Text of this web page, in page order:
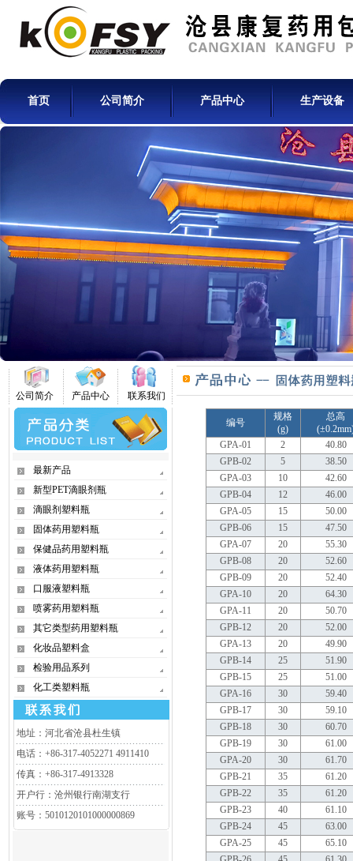
首页 公司简介 产品中心 生产设备
公司简介 产品中心 联系我们
最新产品
新型PET滴眼剂瓶
滴眼剂塑料瓶
固体药用塑料瓶
保健品药用塑料瓶
液体药用塑料瓶
口服液塑料瓶
喷雾药用塑料瓶
其它类型药用塑料瓶
化妆品塑料盒
检验用品系列
化工类塑料瓶
地址：河北省沧县杜生镇
电话：+86-317-4052271 4911410
传真：+86-317-4913328
开户行：沧州银行南湖支行
账号：5010120101000000869
编号
规格
(g)
总高
GPA-01
2
40.80
GPB-02
5
38.50
GPA-03
10
42.60
GPB-04
12
46.00
GPA-05
15
50.00
GPB-06
15
47.50
GPA-07
20
55.30
GPB-08
20
52.60
GPB-09
20
52.40
GPA-10
20
64.30
GPA-11
20
50.70
GPB-12
20
52.00
GPA-13
20
49.90
GPB-14
25
51.90
GPB-15
25
51.00
GPA-16
30
59.40
GPB-17
30
59.10
GPB-18
30
60.70
GPB-19
30
61.00
GPA-20
30
61.70
GPB-21
35
61.20
GPB-22
35
61.20
GPB-23
40
61.10
GPB-24
45
63.00
GPA-25
45
65.10